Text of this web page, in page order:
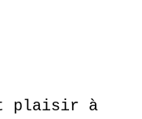
plaisir à